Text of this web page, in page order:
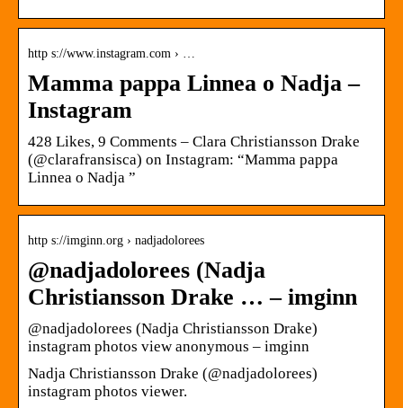
http s://www.instagram.com › …
Mamma pappa Linnea o Nadja –
Instagram
428 Likes, 9 Comments – Clara Christiansson Drake
(@clarafransisca) on Instagram: “Mamma pappa
Linnea o Nadja ”
http s://imginn.org › nadjadolorees
@nadjadolorees (Nadja
Christiansson Drake … – imginn
@nadjadolorees (Nadja Christiansson Drake)
instagram photos view anonymous – imginn
Nadja Christiansson Drake (@nadjadolorees)
instagram photos viewer.